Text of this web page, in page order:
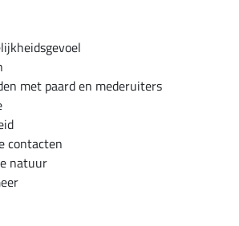
met paard en mederuiters
contacten
natuur